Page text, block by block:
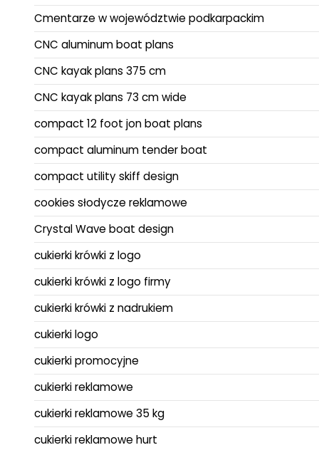
Cmentarze w województwie podkarpackim
CNC aluminum boat plans
CNC kayak plans 375 cm
CNC kayak plans 73 cm wide
compact 12 foot jon boat plans
compact aluminum tender boat
compact utility skiff design
cookies słodycze reklamowe
Crystal Wave boat design
cukierki krówki z logo
cukierki krówki z logo firmy
cukierki krówki z nadrukiem
cukierki logo
cukierki promocyjne
cukierki reklamowe
cukierki reklamowe 35 kg
cukierki reklamowe hurt